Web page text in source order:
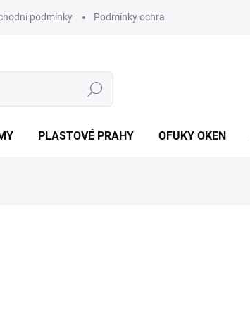
podmínky Podmínky ochrany osobních údajů
Hledat
PLASTOVÉ PRAHY OFUKY OKEN